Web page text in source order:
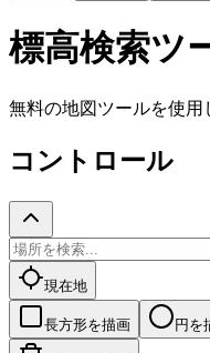
標高検索ツ
無料の地図ツールを使
コントロール
現在地
長方形を描画 円を